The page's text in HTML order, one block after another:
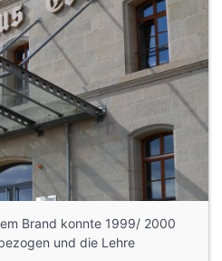
Brand konnte 1999/ 2000
und die Lehre